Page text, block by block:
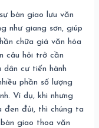
bàn giao lưu văn
như giang sơn, giúp
chữa giá văn hóa
câu hỏi trở cần
dân cư tiến hành
phần số lượng
Ví dụ, khi nhưng
đen đủi, thì chúng ta
giao thoa văn